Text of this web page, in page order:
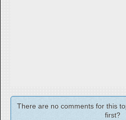
There are no comments for this
first?